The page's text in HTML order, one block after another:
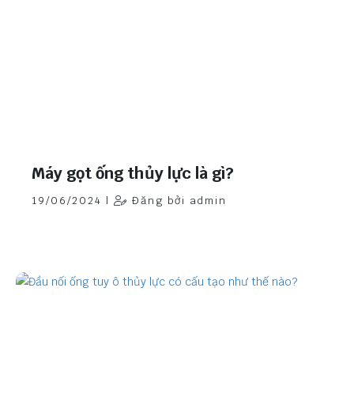
Máy gọt ống thủy lực là gì?
19/06/2024 | Đăng bởi admin